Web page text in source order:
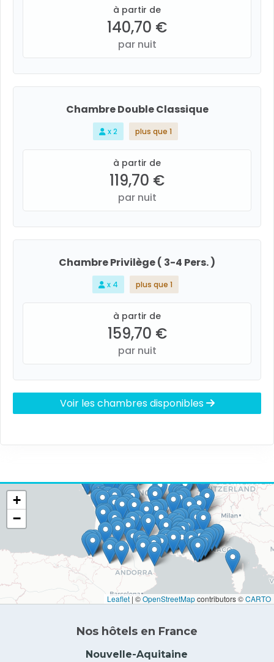
à partir de
140,70 €
par nuit
Chambre Double Classique
x 2 plus que 1
à partir de
119,70 €
par nuit
Chambre Privilège ( 3-4 Pers. )
x 4 plus que 1
à partir de
159,70 €
par nuit
Voir les chambres disponibles
+
−
Leaflet | ©OpenStreetMapcontributors ©CARTO
Nos hôtels en France
Nouvelle-Aquitaine